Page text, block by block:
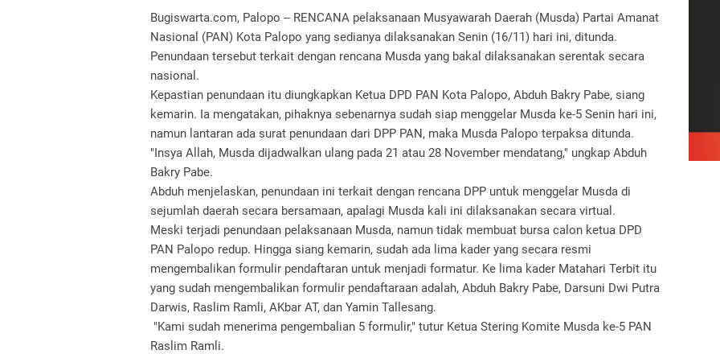
Bugiswarta.com, Palopo -- RENCANA pelaksanaan Musyawarah Daerah (Musda) Partai Amanat
Nasional (PAN) Kota Palopo yang sedianya dilaksanakan Senin (16/11) hari ini, ditunda.
Penundaan tersebut terkait dengan rencana Musda yang bakal dilaksanakan serentak secara
nasional.
Kepastian penundaan itu diungkapkan Ketua DPD PAN Kota Palopo, Abduh Bakry Pabe, siang
kemarin. Ia mengatakan, pihaknya sebenarnya sudah siap menggelar Musda ke-5 Senin hari ini,
namun lantaran ada surat penundaan dari DPP PAN, maka Musda Palopo terpaksa ditunda.
"Insya Allah, Musda dijadwalkan ulang pada 21 atau 28 November mendatang," ungkap Abduh
Bakry Pabe.
Abduh menjelaskan, penundaan ini terkait dengan rencana DPP untuk menggelar Musda di
sejumlah daerah secara bersamaan, apalagi Musda kali ini dilaksanakan secara virtual.
Meski terjadi penundaan pelaksanaan Musda, namun tidak membuat bursa calon ketua DPD
PAN Palopo redup. Hingga siang kemarin, sudah ada lima kader yang secara resmi
mengembalikan formulir pendaftaran untuk menjadi formatur. Ke lima kader Matahari Terbit itu
yang sudah mengembalikan formulir pendaftaraan adalah, Abduh Bakry Pabe, Darsuni Dwi Putra
Darwis, Raslim Ramli, AKbar AT, dan Yamin Tallesang.
"Kami sudah menerima pengembalian 5 formulir," tutur Ketua Stering Komite Musda ke-5 PAN
Raslim Ramli.